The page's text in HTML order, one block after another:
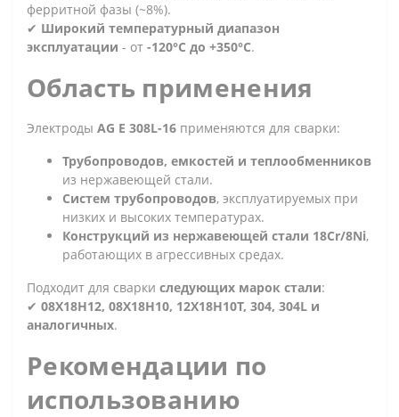
ферритной фазы (~8%).
✔ Широкий температурный диапазон
эксплуатации - от -120°C до +350°C.
Область применения
Электроды AG E 308L-16 применяются для сварки:
Трубопроводов, емкостей и теплообменников
из нержавеющей стали.
Систем трубопроводов, эксплуатируемых при
низких и высоких температурах.
Конструкций из нержавеющей стали 18Cr/8Ni,
работающих в агрессивных средах.
Подходит для сварки следующих марок стали:
✔ 08X18H12, 08X18H10, 12X18H10T, 304, 304L и
аналогичных.
Рекомендации по
использованию